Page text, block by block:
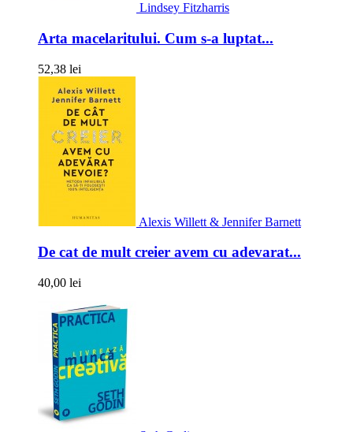
Lindsey Fitzharris
Arta macelaritului. Cum s-a luptat...
52,38 lei
Alexis Willett & Jennifer Barnett
De cat de mult creier avem cu adevarat...
40,00 lei